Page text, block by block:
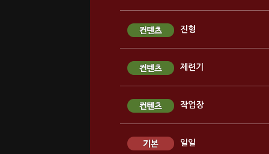
진형
제련기
작업장
일일